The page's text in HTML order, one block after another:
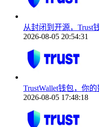
从封闭到开源，Trust
2026-08-05 20:54:31
TrustWallet钱包，你
2026-08-05 17:48:18